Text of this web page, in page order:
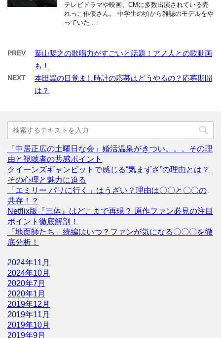
テレビドラマや映画、CMに多数出演されている売
れっこ俳優さん。 中学生の頃から雑誌のモデルをや
っていた …
PREV
葉山奨之の歌唱力がすごいと話題！アノ人との歌動画
も！
NEXT
本田翼の目覚まし時計の応募はどうやるの？応募期間
は？
「中居正広の土曜日な会」婚活温泉がきつい。。。その理
由と視聴者の共感ポイント
クイーンズギャンビットで感じる“気まずさ”の理由とは？
その心理と魅力に迫る
「エミリー パリに行く」はうざい？理由は〇〇と〇〇の
共存！？
Netflix版『三体』はどこまで再現？ 原作ファン必見の注目
ポイント徹底解剖！
「地面師たち」続編はいつ？ファンが気になる〇〇〇を徹
底分析！
2024年11月
2024年10月
2020年7月
2020年1月
2019年12月
2019年11月
2019年10月
2019年9月